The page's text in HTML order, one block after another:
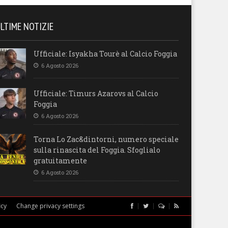
NOTIZIE
Ufficiale: Isyakha Tourè al Calcio Foggia
6 Agosto 2026
Ufficiale: Timurs Azarovs al Calcio
Foggia
6 Agosto 2026
Torna Lo Zac&dintorni, numero speciale
sulla rinascita del Foggia. Sfoglialo
gratuitamente
6 Agosto 2026
Change privacy settings